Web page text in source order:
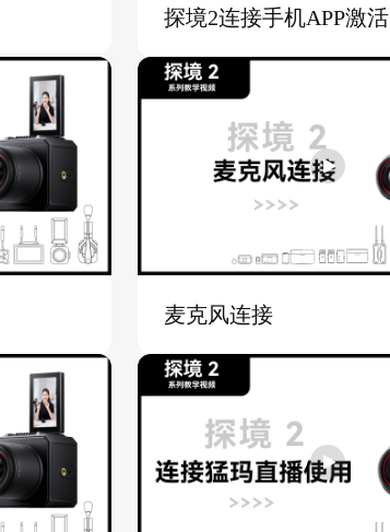
探境2连接手机APP激活
麦克风连接